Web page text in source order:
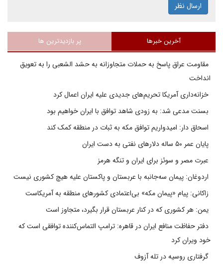
ارسال نظر
آخرین خبرها پر بازدیدترین ها
مقاومت عراق پاسخ به حملات متجاوزانه به حشد الشعبی را به تعویق
انداخت
خزانه‌داری آمریکا تحریم‌های جدیدی علیه ایران اعمال کرد
بسنت مدعی شد: به زودی شاهد توافق با ایران خواهیم بود
اسحاق دار: امیدواریم توافق مکه به ثبات در منطقه کمک کند
پایان عمر ۵۰ ساله دلارهای نفتی به دست ایران
عبرت مصر و سوئز برای ایران و تنگه هرمز
اردوغان: پیمان سه‌جانبه با عربستان و پاکستان علیه هیچ کشوری نیست
زاکانی: پیام «پیمان مکه» بی‌اعتمادی کشورهای منطقه به آمریکاست
یمن: هر کشوری که در کنار عربستان قرار بگیرد، متجاوز است
دفتر حفاظت منافع ایران در قاهره: ترامپ التماس‌کننده توافقی است که
خود ویران کرد
گرفتاری روسیه در تله آزوف